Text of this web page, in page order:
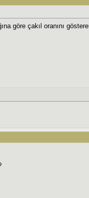
göre çakıl oranını